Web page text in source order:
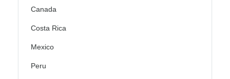
Canada
Costa Rica
Mexico
Peru